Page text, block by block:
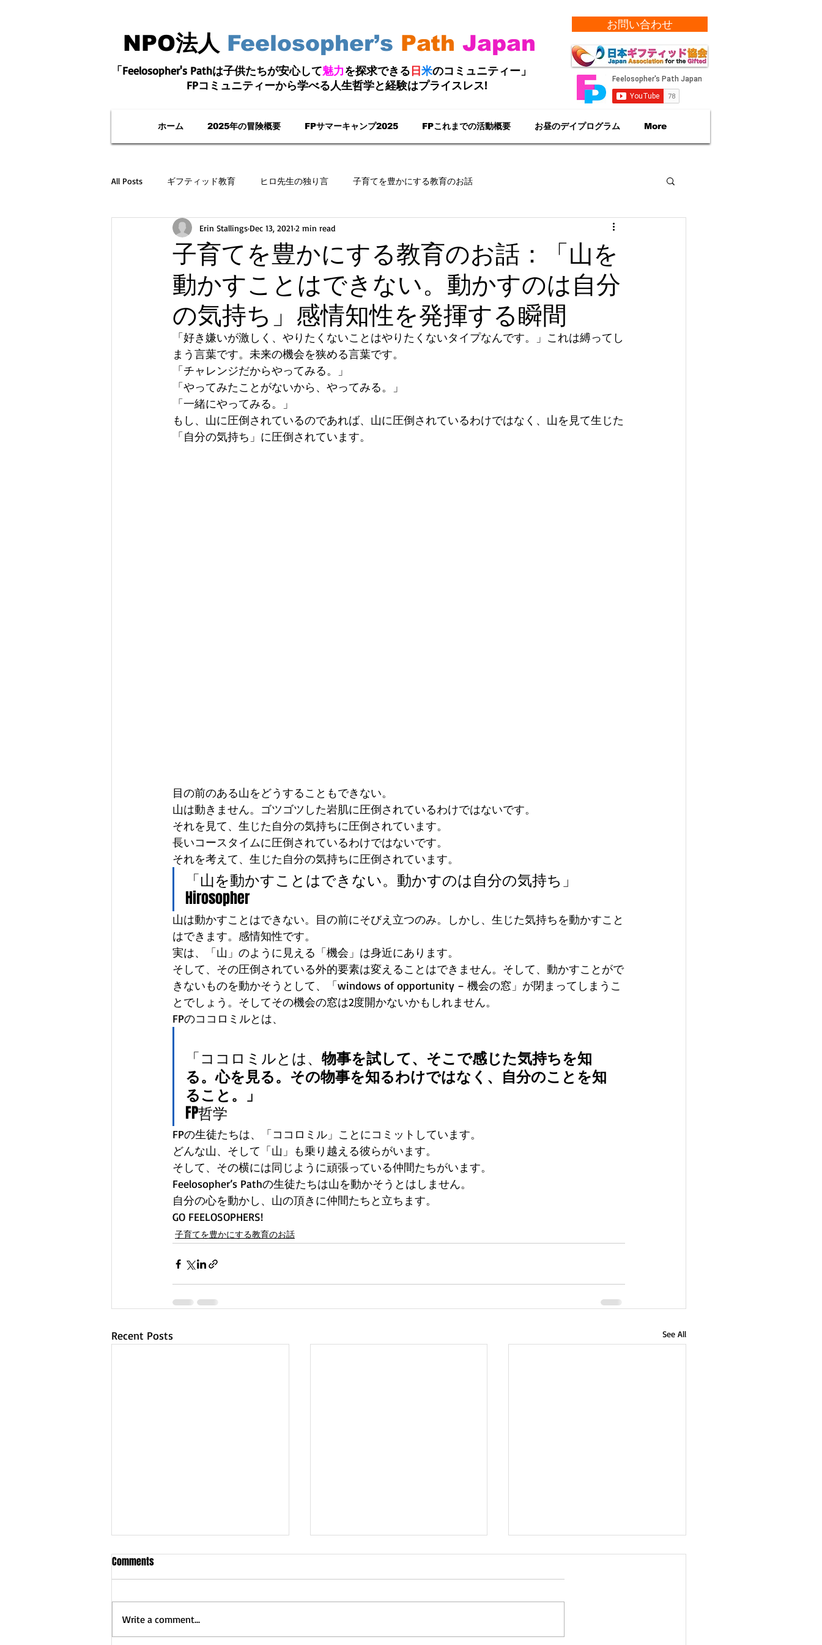
NPO法人 Feelosopher’s Path Japan
「Feelosopher's Pathは子供たちが安心して魅力を探求できる日米のコミュニティー」
FPコミュニティーから学べる人生哲学と経験はプライスレス!
お問い合わせ
ホーム 2025年の冒険概要 FPサマーキャンプ2025 FPこれまでの活動概要 お昼のデイプログラム More
All Posts ギフティッド教育 ヒロ先生の独り言 子育てを豊かにする教育のお話
子育てを豊かにする教育のお話：「山を
動かすことはできない。動かすのは自分
の気持ち」感情知性を発揮する瞬間
Erin Stallings Dec 13, 2021 2 min read
「好き嫌いが激しく、やりたくないことはやりたくないタイプなんです。」これは縛ってし
まう言葉です。未来の機会を狭める言葉です。
「チャレンジだからやってみる。」
「やってみたことがないから、やってみる。」
「一緒にやってみる。」
もし、山に圧倒されているのであれば、山に圧倒されているわけではなく、山を見て生じた
「自分の気持ち」に圧倒されています。
目の前のある山をどうすることもできない。
山は動きません。ゴツゴツした岩肌に圧倒されているわけではないです。
それを見て、生じた自分の気持ちに圧倒されています。
長いコースタイムに圧倒されているわけではないです。
それを考えて、生じた自分の気持ちに圧倒されています。
「山を動かすことはできない。動かすのは自分の気持ち」
Hirosopher
山は動かすことはできない。目の前にそびえ立つのみ。しかし、生じた気持ちを動かすこと
はできます。感情知性です。
実は、「山」のように見える「機会」は身近にあります。
そして、その圧倒されている外的要素は変えることはできません。そして、動かすことがで
きないものを動かそうとして、「windows of opportunity – 機会の窓」が閉まってしまうこ
とでしょう。そしてその機会の窓は2度開かないかもしれません。
FPのココロミルとは、
「ココロミルとは、 物事を試して、そこで感じた気持ちを知
る。心を見る。その物事を知るわけではなく、自分のことを知
ること。」
FP哲学
FPの生徒たちは、「ココロミル」ことにコミットしています。
どんな山、そして「山」も乗り越える彼らがいます。
そして、その横には同じように頑張っている仲間たちがいます。
Feelosopher’s Pathの生徒たちは山を動かそうとはしません。
自分の心を動かし、山の頂きに仲間たちと立ちます。
GO FEELOSOPHERS!
子育てを豊かにする教育のお話
Recent Posts See All
2023年のFeelosopher’s Path
Adventure continues…冒険は続き
の肩の上に乗っていたからです。
Comments
Write a comment...